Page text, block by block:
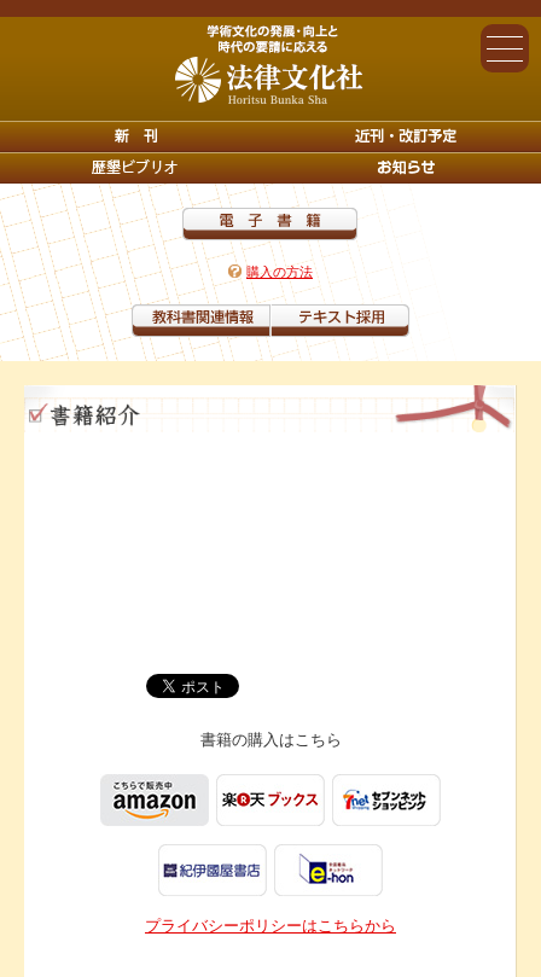
購入の方法
書籍の購入は こちら
プライバシーポリシーはこちらから